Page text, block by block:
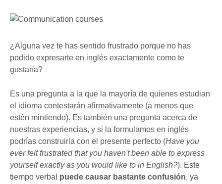
¿Alguna vez te has sentido frustrado porque no has
podido expresarte en inglés exactamente como te
gustaría?
Es una pregunta a la que la mayoría de quienes estudian
el idioma contestarán afirmativamente (a menos que
estén mintiendo). Es también una pregunta acerca de
nuestras experiencias, y si la formulamos en inglés
podrías construirla con el presente perfecto (Have you
ever felt frustrated that you haven't been able to express
yourself exactly as you would like to in English?). Este
tiempo verbal puede causar bastante confusión, ya